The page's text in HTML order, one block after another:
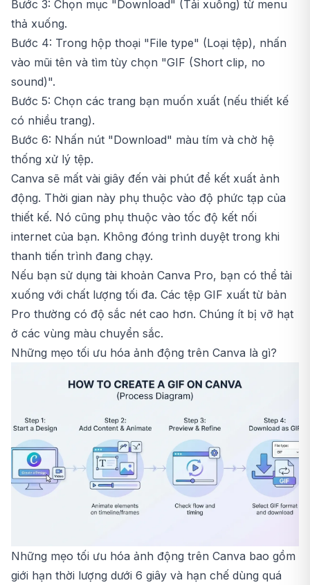
Bước 3: Chọn mục "Download" (Tải xuống) từ menu
thả xuống.
Bước 4: Trong hộp thoại "File type" (Loại tệp), nhấn
vào mũi tên và tìm tùy chọn "GIF (Short clip, no
sound)".
Bước 5: Chọn các trang bạn muốn xuất (nếu thiết kế
có nhiều trang).
Bước 6: Nhấn nút "Download" màu tím và chờ hệ
thống xử lý tệp.
Canva sẽ mất vài giây đến vài phút để kết xuất ảnh
động. Thời gian này phụ thuộc vào độ phức tạp của
thiết kế. Nó cũng phụ thuộc vào tốc độ kết nối
internet của bạn. Không đóng trình duyệt trong khi
thanh tiến trình đang chạy.
Nếu bạn sử dụng tài khoản Canva Pro, bạn có thể tải
xuống với chất lượng tối đa. Các tệp GIF xuất từ bản
Pro thường có độ sắc nét cao hơn. Chúng ít bị vỡ hạt
ở các vùng màu chuyển sắc.
Những mẹo tối ưu hóa ảnh động trên Canva là gì?
Những mẹo tối ưu hóa ảnh động trên Canva bao gồm
giới hạn thời lượng dưới 6 giây và hạn chế dùng quá